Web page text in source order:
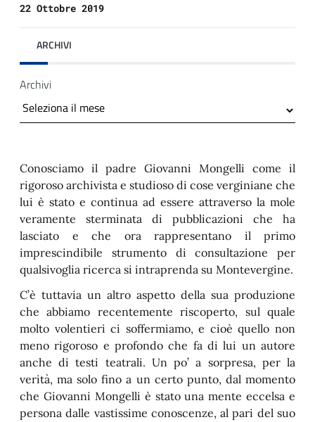
22 Ottobre 2019
ARCHIVI
Archivi
Conosciamo il padre Giovanni Mongelli come il
rigoroso archivista e studioso di cose verginiane che
lui è stato e continua ad essere attraverso la mole
veramente sterminata di pubblicazioni che ha
lasciato e che ora rappresentano il primo
imprescindibile strumento di consultazione per
qualsivoglia ricerca si intraprenda su Montevergine.
C’è tuttavia un altro aspetto della sua produzione
che abbiamo recentemente riscoperto, sul quale
molto volentieri ci soffermiamo, e cioè quello non
meno rigoroso e profondo che fa di lui un autore
anche di testi teatrali. Un po’ a sorpresa, per la
verità, ma solo fino a un certo punto, dal momento
che Giovanni Mongelli è stato una mente eccelsa e
persona dalle vastissime conoscenze, al pari del suo